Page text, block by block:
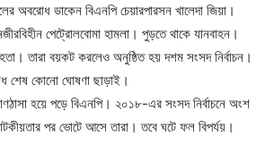
অবরোধ ডাকেন বিএনপি চেয়ারপারসন খালেদা জিয়া।
পেট্রোলবোমা হামলা। পুড়তে থাকে যানবাহন।
তারা বয়কট করলেও অনুষ্ঠিত হয় দশম সংসদ নির্বাচন।
শেষ কোনো ঘোষণা ছাড়াই।
হয়ে পড়ে বিএনপি। ২০১৮-এর সংসদ নির্বাচনে অংশ
পর ভোটে আসে তারা। তবে ঘটে ফল বিপর্যয়।